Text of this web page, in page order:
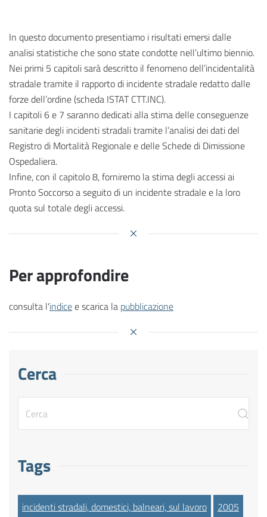
In questo documento presentiamo i risultati emersi dalle
analisi statistiche che sono state condotte nell’ultimo biennio.
Nei primi 5 capitoli sarà descritto il fenomeno dell’incidentalità
stradale tramite il rapporto di incidente stradale redatto dalle
forze dell’ordine (scheda ISTAT CTT.INC).
I capitoli 6 e 7 saranno dedicati alla stima delle conseguenze
sanitarie degli incidenti stradali tramite l’analisi dei dati del
Registro di Mortalità Regionale e delle Schede di Dimissione
Ospedaliera.
Infine, con il capitolo 8, forniremo la stima degli accessi ai
Pronto Soccorso a seguito di un incidente stradale e la loro
quota sul totale degli accessi.
Per approfondire
consulta l'indicee scarica la pubblicazione
Cerca
Tags
incidenti stradali, domestici, balneari, sul lavoro 2005